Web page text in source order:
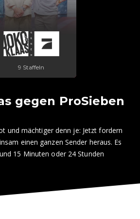
9 Staffeln
gegen ProSieben
und mächtiger denn je: Jetzt fordern
einen ganzen Sender heraus. Es
15 Minuten oder 24 Stunden